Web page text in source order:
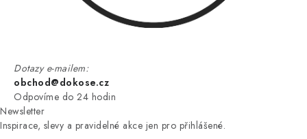
Dotazy e-mailem:
obchod@dokose.cz
Odpovíme do 24 hodin
Newsletter
Inspirace, slevy a pravidelné akce jen pro přihlášené.